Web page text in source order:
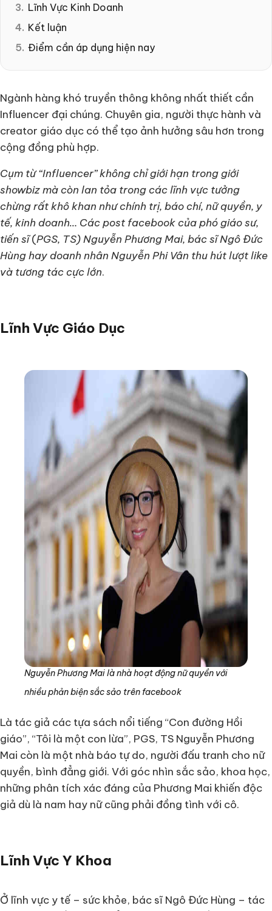
Lĩnh Vực Kinh Doanh
Kết luận
Điểm cần áp dụng hiện nay
Ngành hàng khó truyền thông không nhất thiết cần
Influencer đại chúng. Chuyên gia, người thực hành và
creator giáo dục có thể tạo ảnh hưởng sâu hơn trong
cộng đồng phù hợp.
Cụm từ “Influencer” không chỉ giới hạn trong giới
showbiz mà còn lan tỏa trong các lĩnh vực tưởng
chừng rất khô khan như chính trị, báo chí, nữ quyền, y
tế, kinh doanh… Các post facebook của phó giáo sư,
tiến sĩ(PGS, TS) Nguyễn Phương Mai, bác sĩ Ngô Đức
Hùng hay doanh nhân Nguyễn Phi Vân thu hút lượt like
và tương tác cực lớn.
Lĩnh Vực Giáo Dục
Nguyễn Phương Mai là nhà hoạt động nữ quyền với
nhiều phản biện sắc sảo trên facebook
Là tác giả các tựa sách nổi tiếng “Con đường Hồi
giáo”, “Tôi là một con lừa”, PGS, TS Nguyễn Phương
Mai còn là một nhà báo tự do, người đấu tranh cho nữ
quyền, bình đẳng giới. Với góc nhìn sắc sảo, khoa học,
những phân tích xác đáng của Phương Mai khiến độc
giả dù là nam hay nữ cũng phải đồng tình với cô.
Lĩnh Vực Y Khoa
Ở lĩnh vực y tế – sức khỏe, bác sĩ Ngô Đức Hùng – tác